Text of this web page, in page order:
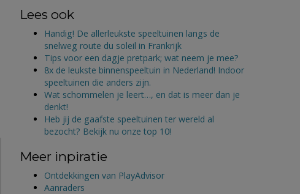
Lees ook
Handig! De allerleukste speeltuinen langs de
snelweg route du soleil in Frankrijk
Tips voor een dagje pretpark; wat neem je mee?
8x de leukste binnenspeeltuin in Nederland! Indoor
speeltuinen die anders zijn.
Wat schommelen je leert…, en dat is meer dan je
denkt!
Heb jij de gaafste speeltuinen ter wereld al
bezocht? Bekijk nu onze top 10!
Meer inpiratie
Ontdekkingen van PlayAdvisor
Aanraders